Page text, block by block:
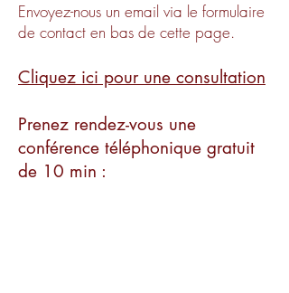
Envoyez-nous un email via le formulaire
de contact en bas de cette page.
Cliquez ici pour une consultation
Prenez rendez-vous une
conférence téléphonique gratuit
de 10 min :